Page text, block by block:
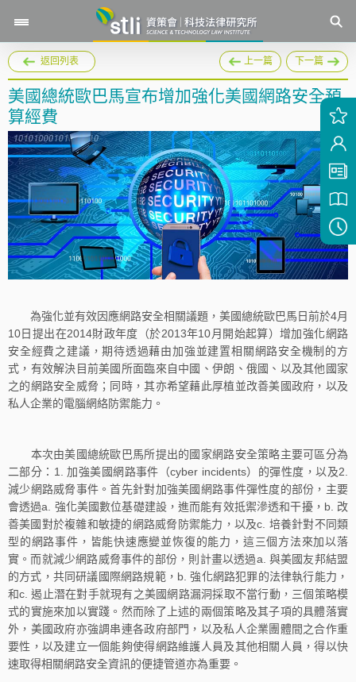
返回列表 上一篇 下一篇
美國總統歐巴馬宣布增加強化美國網路安全預
算經費
為強化並有效因應網路安全相關議題，美國總統歐巴馬日前於4月
10日提出在2014財政年度（於2013年10月開始起算）增加強化網路
安全經費之建議，期待透過藉由加強並建置相關網路安全機制的方
式，有效解決目前美國所面臨來自中國、伊朗、俄國、以及其他國家
之的網路安全威脅；同時，其亦希望藉此厚植並改善美國政府，以及
私人企業的電腦網絡防禦能力。
本次由美國總統歐巴馬所提出的國家網路安全策略主要可區分為
二部分：1. 加強美國網路事件（cyber incidents）的彈性度，以及2.
減少網路威脅事件。首先針對加強美國網路事件彈性度的部份，主要
會透過a. 強化美國數位基礎建設，進而能有效抵禦滲透和干擾，b. 改
善美國對於複雜和敏捷的網路威脅防禦能力，以及c. 培養針對不同類
型的網路事件，皆能快速應變並恢復的能力，這三個方法來加以落
實。而就減少網路威脅事件的部份，則計畫以透過a. 與美國友邦結盟
的方式，共同研議國際網路規範，b. 強化網路犯罪的法律執行能力，
和c. 遏止潛在對手就現有之美國網路漏洞採取不當行動，三個策略模
式的實施來加以實踐。然而除了上述的兩個策略及其子項的具體落實
外，美國政府亦強調串連各政府部門，以及私人企業團體間之合作重
要性，以及建立一個能夠使得網路維護人員及其他相關人員，得以快
速取得相關網路安全資訊的便捷管道亦為重要。